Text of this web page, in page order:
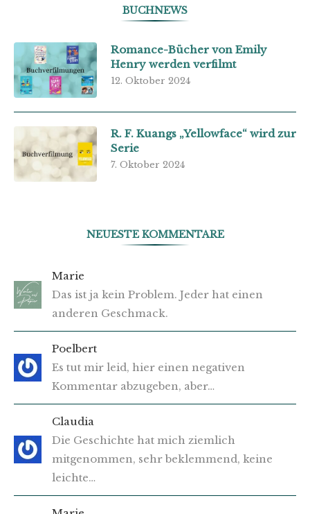
BUCHNEWS
Romance-Bücher von Emily
Henry werden verfilmt
12. Oktober 2024
R. F. Kuangs „Yellowface“ wird zur
Serie
7. Oktober 2024
NEUESTE KOMMENTARE
Marie
Das ist ja kein Problem. Jeder hat einen
anderen Geschmack.
Poelbert
Es tut mir leid, hier einen negativen
Kommentar abzugeben, aber…
Claudia
Die Geschichte hat mich ziemlich
mitgenommen, sehr beklemmend, keine
leichte…